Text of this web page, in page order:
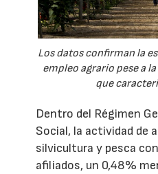
Los datos confirman la
empleo agrario pese a
que
Dentro del Régimen
Social, la actividad de
silvicultura y pesca
afiliados, un 0,48%